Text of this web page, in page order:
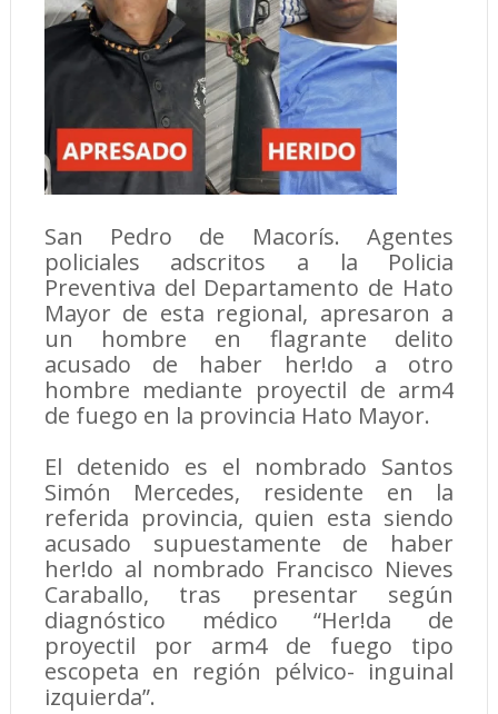
San Pedro de Macorís. Agentes
policiales adscritos a la Policia
Preventiva del Departamento de Hato
Mayor de esta regional, apresaron a
un hombre en flagrante delito
acusado de haber her!do a otro
hombre mediante proyectil de arm4
de fuego en la provincia Hato Mayor.
El detenido es el nombrado Santos
Simón Mercedes, residente en la
referida provincia, quien esta siendo
acusado supuestamente de haber
her!do al nombrado Francisco Nieves
Caraballo, tras presentar según
diagnóstico médico “Her!da de
proyectil por arm4 de fuego tipo
escopeta en región pélvico- inguinal
izquierda”.